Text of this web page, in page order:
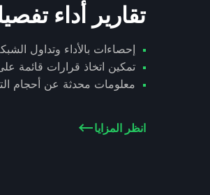
تقارير أداء
إحصاءات بالأداء وتداول
تمكين اتخاذ قرارات قائمة
معلومات محدثة عن أحجام
انظر المزايا